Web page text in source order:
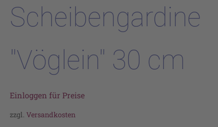
Scheibengardine
"Vöglein" 30 cm
Einloggen für Preise
zzgl. Versandkosten